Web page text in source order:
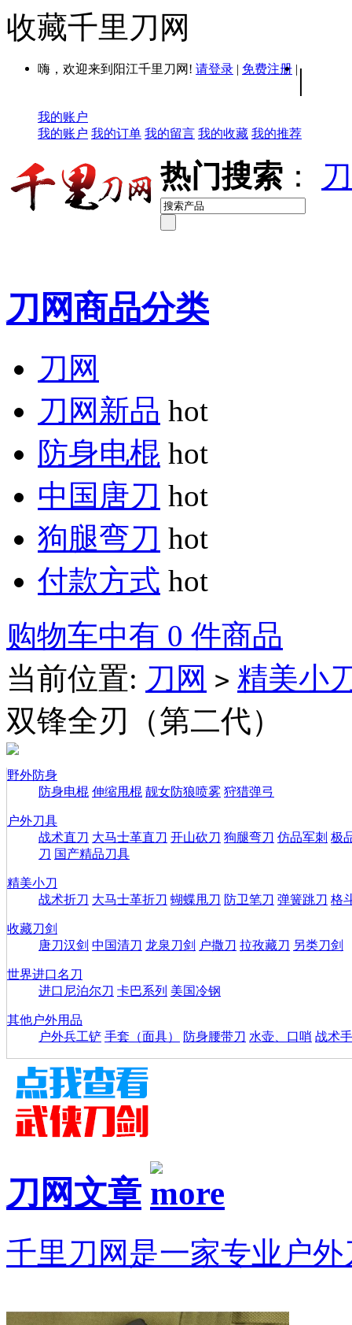
收藏千里刀网
嗨，欢迎来到阳江千里刀网! 请登录 | 免费注册 | |
我的账户
我的账户 我的订单 我的留言 我的收藏 我的推荐
热门搜索 ：
刀网商品分类
刀网
刀网新品 hot
防身电棍 hot
中国唐刀 hot
狗腿弯刀 hot
付款方式 hot
购物车中有 0 件商品
当前位置: 刀网 > 精美小
双锋全刃（第二代）
野外防身
防身电棍 伸缩甩棍 靓女防狼喷雾 狩猎弹弓
户外刀具
战术直刀 大马士革直刀 开山砍刀 狗腿弯刀 仿品军刺 极
刀 国产精品刀具
精美小刀
战术折刀 大马士革折刀 蝴蝶甩刀 防卫笔刀 弹簧跳刀 格
收藏刀剑
唐刀汉剑 中国清刀 龙泉刀剑 户撒刀 拉孜藏刀 另类刀剑
世界进口名刀
进口尼泊尔刀 卡巴系列 美国冷钢
其他户外用品
户外兵工铲 手套（面具） 防身腰带刀 水壶、口哨 战术
刀网文章
千里刀网是一家专业户